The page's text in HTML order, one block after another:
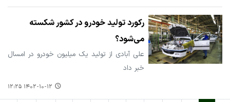
رکورد تولید خودرو در کشور شکسته
می‌شود؟
علی آبادی از تولید یک میلیون خودرو در امسال
خبر داد
۱۴۰۲-۱۰-۱۲ ۱۲:۲۵